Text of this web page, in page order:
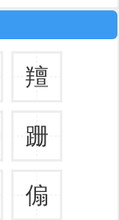
羶
跚
傓